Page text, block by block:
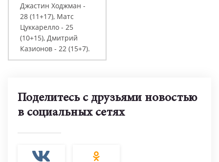
Джастин Ходжман -
28 (11+17), Матс
Цуккарелло - 25
(10+15), Дмитрий
Казионов - 22 (15+7).
Поделитесь с друзьями новостью
в социальных сетях